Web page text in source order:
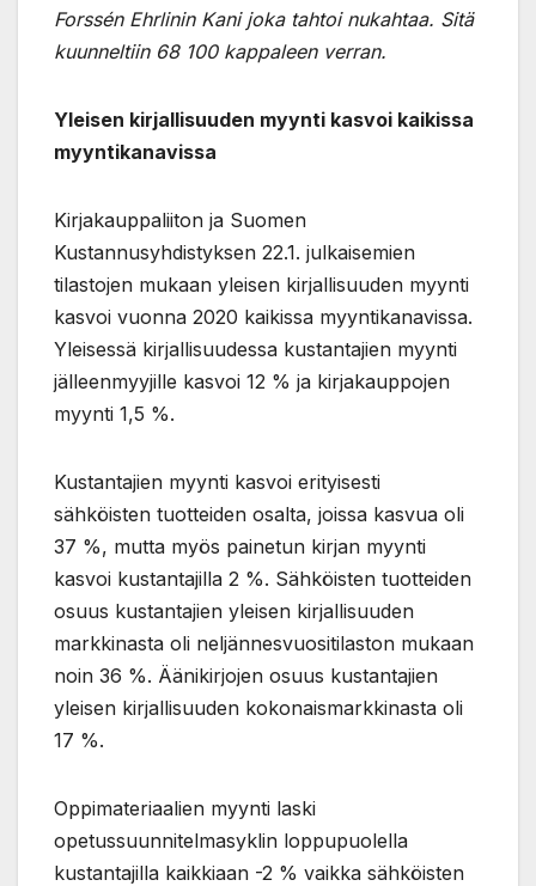
Forssén Ehrlinin Kani joka tahtoi nukahtaa. Sitä
kuunneltiin 68 100 kappaleen verran.
Yleisen kirjallisuuden myynti kasvoi kaikissa
myyntikanavissa
Kirjakauppaliiton ja Suomen
Kustannusyhdistyksen 22.1. julkaisemien
tilastojen mukaan yleisen kirjallisuuden myynti
kasvoi vuonna 2020 kaikissa myyntikanavissa.
Yleisessä kirjallisuudessa kustantajien myynti
jälleenmyyjille kasvoi 12 % ja kirjakauppojen
myynti 1,5 %.
Kustantajien myynti kasvoi erityisesti
sähköisten tuotteiden osalta, joissa kasvua oli
37 %, mutta myös painetun kirjan myynti
kasvoi kustantajilla 2 %. Sähköisten tuotteiden
osuus kustantajien yleisen kirjallisuuden
markkinasta oli neljännesvuositilaston mukaan
noin 36 %. Äänikirjojen osuus kustantajien
yleisen kirjallisuuden kokonaismarkkinasta oli
17 %.
Oppimateriaalien myynti laski
opetussuunnitelmasyklin loppupuolella
kustantajilla kaikkiaan -2 % vaikka sähköisten